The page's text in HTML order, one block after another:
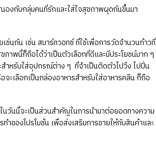
นองกับกลุ่มคนที่รักและใส่ใจสุขภาพผุดกันขึ้นมา
กัน เช่น สมาร์ทวอทช์ ที่ใช้เพื่อการวัดจำนวนก้าวที่
าพนี้ก็ถือได้ว่าเป็นตัวเลือกที่ดีและมีประโยชน์มาก ๆ
สำหรับใส่อุปกรณ์ต่าง ๆ ที่จำเป็นติดตัวไปวิ่ง ไปปั่น
จะเลือกเป็นกล่องอาหารสำหรับใส่อาหารคลีน ก็ถือ
นวันนี้จะเป็นส่วนสำคัญในการนำมาต่อยอดทางความ
ของโปรโมชั่น เพื่อส่งเสริมการขายให้กับสินค้าและ